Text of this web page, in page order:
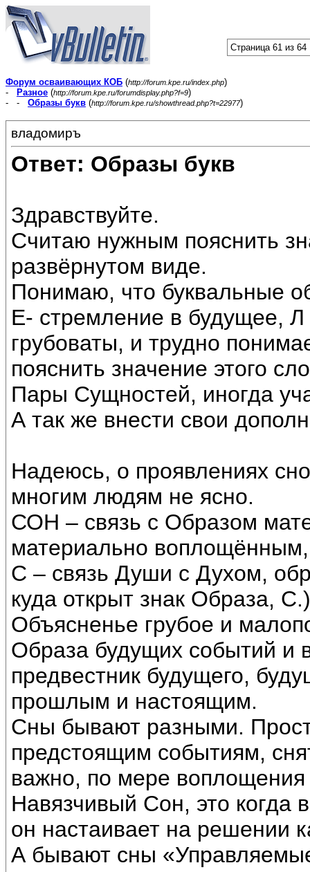
Страница 61 из 64
Форум осваивающих КОБ (http://forum.kpe.ru/index.php)
-
Разное (http://forum.kpe.ru/forumdisplay.php?f=9)
- - Образы букв (http://forum.kpe.ru/showthread.php?t=22977)
владомиръ
Ответ: Образы букв
Здравствуйте.
Считаю нужным пояснить
развёрнутом виде.
Понимаю, что буквальные
Е- стремление в будущее,
грубоваты, и трудно
пояснить значение этого
Пары Сущностей, иногда
А так же внести свои
Надеюсь, о проявлениях
многим людям не ясно.
СОН – связь с Образом
материально
С – связь Души с Духом,
куда открыт знак Образа, С.)
Объясненье грубое и
Образа будущих событий и
предвестник будущего,
прошлым и настоящим.
Сны бывают разными.
предстоящим событиям,
важно, по мере воплощения
Навязчивый Сон, это когда
он настаивает на решении
А бывают сны